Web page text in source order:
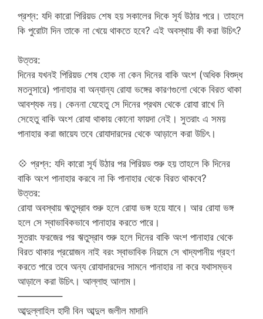
প্রশ্ন: যদি কারো পিরিয়ড শেষ হয় সকালের দিকে সূর্য উঠার পরে। তাহলে
কি পুরোটা দিন তাকে না খেয়ে থাকতে হবে? এই অবস্থায় কী করা উচিৎ?
উত্তর:
দিনের যখনই পিরিয়ড শেষ হোক না কেন দিনের বাকি অংশ (অধিক বিশুদ্ধ
মতনুসারে) পানাহার বা অন্যান্য রোযা ভঙ্গের কারণগুলো থেকে বিরত থাকা
আবশ্যক নয়। কেননা যেহেতু সে দিনের প্রথম থেকে রোযা রাখে নি
সেহেতু বাকি অংশ রোযা থাকায় কোনো ফায়দা নেই। সুতরাং এ সময়
পানাহার করা জায়েয তবে রোযাদারদের থেকে আড়ালে করা উচিৎ।
💠 প্রশ্ন: যদি কারো সূর্য উঠার পর পিরিয়ড শুরু হয় তাহলে কি দিনের
বাকি অংশ পানাহার করবে না কি পানাহার থেকে বিরত থাকবে?
উত্তর:
রোযা অবস্থায় ঋতুস্রাব শুরু হলে রোযা ভঙ্গ হয়ে যাবে। আর রোযা ভঙ্গ
হলে সে স্বাভাবিকভাবে পানাহার করতে পারে।
সুতরাং ফরজের পর ঋতুস্রাব শুরু হলে দিনের বাকি অংশ পানাহার থেকে
বিরত থাকার প্রয়োজন নাই বরং স্বাভাবিক নিয়মে সে খাদ্যপানীয় গ্রহণ
করতে পারে তবে অন্য রোযাদারদের সামনে পানাহার না করে যথাসম্ভব
আড়ালে করা উচিৎ। আল্লাহু আলাম।
————–
আব্দুল্লাহিল হাদী বিন আব্দুল জলীল মাদানি